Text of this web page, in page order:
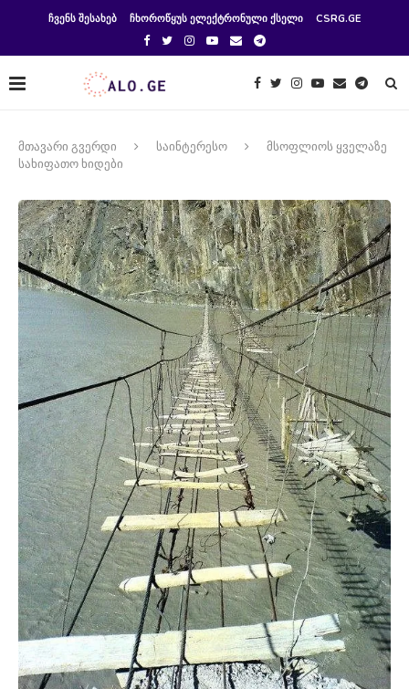
ᲩᲕᲔᲜᲡ ᲨᲔᲡᲐᲮᲔᲑ ᲩᲮᲝᲠᲝᲬᲧᲣᲡ ᲔᲚᲔᲥᲢᲠᲝᲜᲣᲚᲘ ᲥᲡᲔᲚᲘ CSRG.GE
მთავარი გვერდი საინტერესო
მსოფლიოს ყველაზე
სახიფათო ხიდები